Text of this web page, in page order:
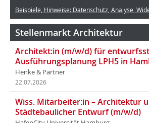
Beispiele, Hinweise: Datenschutz, Analyse,
Stellenmarkt Architektur
Architekt:in (m/w/d) für
Ausführungsplanung LPH5 in
Henke & Partner
22.07.2026
Wiss. Mitarbeiter:in – Architektur
Städtebaulicher Entwurf (m/w/d)